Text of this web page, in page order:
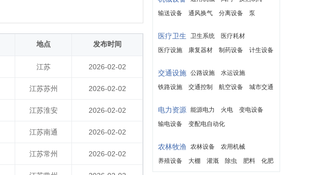
地点 发布时间
江苏 2026-02-02
江苏苏州 2026-02-02
江苏淮安 2026-02-02
江苏南通 2026-02-02
江苏常州 2026-02-02
输送设备
通风换气 分离设备 泵
医疗卫生 卫生系统
医疗耗材
医疗设施
康复器材 制药设备
计生设备
交通设施 公路设施
水运设施
铁路设施
交通控制 航空设备 城市交通
电力资源 能源电力 火电
变电设备
输电设备
变配电自动化
农林牧渔 农林设备
农用机械
养殖设备
大棚 灌溉 除虫 肥料
化肥